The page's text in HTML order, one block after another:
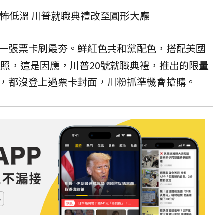
低溫 川普就職典禮改至圓形大廳
張票卡刷最夯。鮮紅色共和黨配色，搭配美國
，這是因應，川普20號就職典禮，推出的限量
都沒登上過票卡封面，川粉抓準機會搶購。